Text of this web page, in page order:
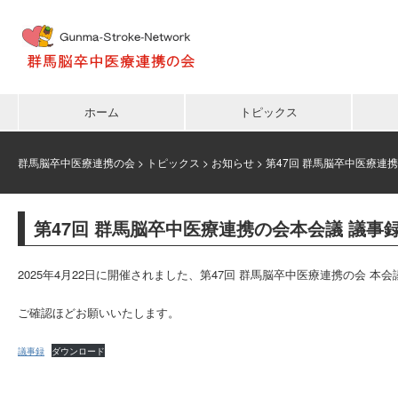
ホーム トピックス
群馬脳卒中医療連携の会 > トピックス > お知らせ > 第47回 群馬脳卒中医療連
第47回 群馬脳卒中医療連携の会本会議 議事
2025年4月22日に開催されました、第47回 群馬脳卒中医療連携の会 本
ご確認ほどお願いいたします。
議事録 ダウンロード